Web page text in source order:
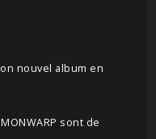
nouvel album en
sont de